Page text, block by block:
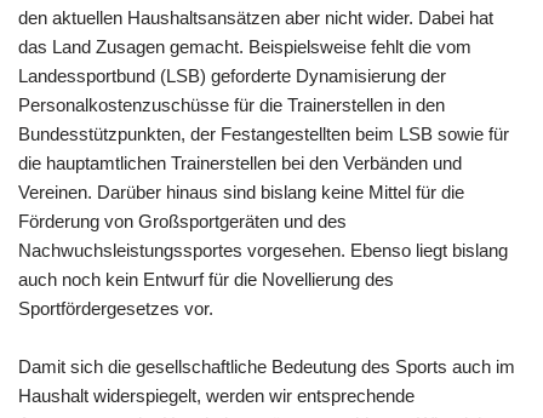
den aktuellen Haushaltsansätzen aber nicht wider. Dabei hat
das Land Zusagen gemacht. Beispielsweise fehlt die vom
Landessportbund (LSB) geforderte Dynamisierung der
Personalkostenzuschüsse für die Trainerstellen in den
Bundesstützpunkten, der Festangestellten beim LSB sowie für
die hauptamtlichen Trainerstellen bei den Verbänden und
Vereinen. Darüber hinaus sind bislang keine Mittel für die
Förderung von Großsportgeräten und des
Nachwuchsleistungssportes vorgesehen. Ebenso liegt bislang
auch noch kein Entwurf für die Novellierung des
Sportfördergesetzes vor.
Damit sich die gesellschaftliche Bedeutung des Sports auch im
Haushalt widerspiegelt, werden wir entsprechende